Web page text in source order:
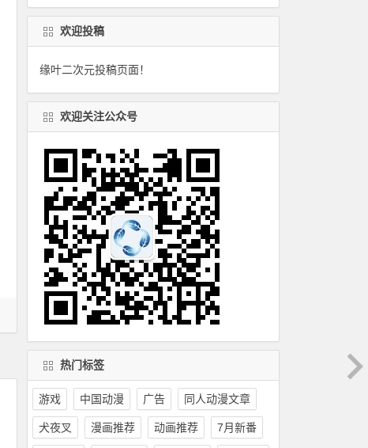
欢迎投稿
缘叶二次元投稿页面！
欢迎关注公众号
热门标签
游戏 中国动漫 广告 同人动漫文章
犬夜叉 漫画推荐 动画推荐 7月新番